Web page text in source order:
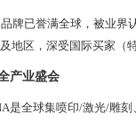
牌已誉满全球，被业界
地区，深受国际买家（
产业盛会
是全球集喷印/激光/雕